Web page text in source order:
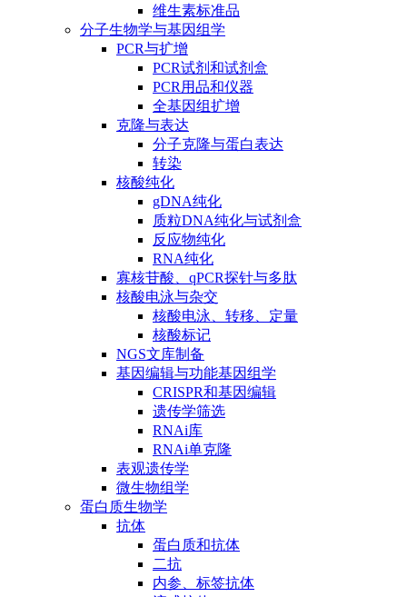
维生素标准品
分子生物学与基因组学
PCR与扩增
PCR试剂和试剂盒
PCR用品和仪器
全基因组扩增
克隆与表达
分子克隆与蛋白表达
转染
核酸纯化
gDNA纯化
质粒DNA纯化与试剂盒
反应物纯化
RNA纯化
寡核苷酸、qPCR探针与多肽
核酸电泳与杂交
核酸电泳、转移、定量
核酸标记
NGS文库制备
基因编辑与功能基因组学
CRISPR和基因编辑
遗传学筛选
RNAi库
RNAi单克隆
表观遗传学
微生物组学
蛋白质生物学
抗体
蛋白质和抗体
二抗
内参、标签抗体